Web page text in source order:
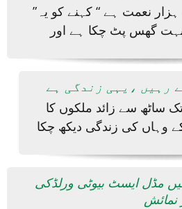
”صحت ہزار نعمت ہے “ کہنے کو یہ
گھس پٹ چکا ہے اور
ساٹھ سے زائد ملکوں کا
وہاں کی زندگی دیکھ چکا
مڈل ایسٹ بیوٹی ورلڈکی
نمائش